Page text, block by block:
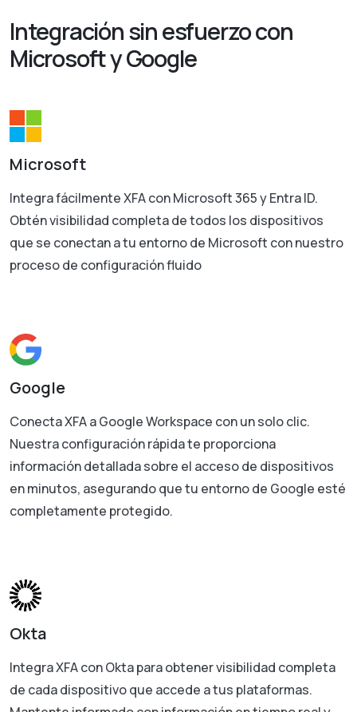
Integración sin esfuerzo con
Microsoft y Google
Microsoft
Integra fácilmente XFA con Microsoft 365 y Entra ID.
Obtén visibilidad completa de todos los dispositivos
que se conectan a tu entorno de Microsoft con nuestro
proceso de configuración fluido
Google
Conecta XFA a Google Workspace con un solo clic.
Nuestra configuración rápida te proporciona
información detallada sobre el acceso de dispositivos
en minutos, asegurando que tu entorno de Google esté
completamente protegido.
Okta
Integra XFA con Okta para obtener visibilidad completa
de cada dispositivo que accede a tus plataformas.